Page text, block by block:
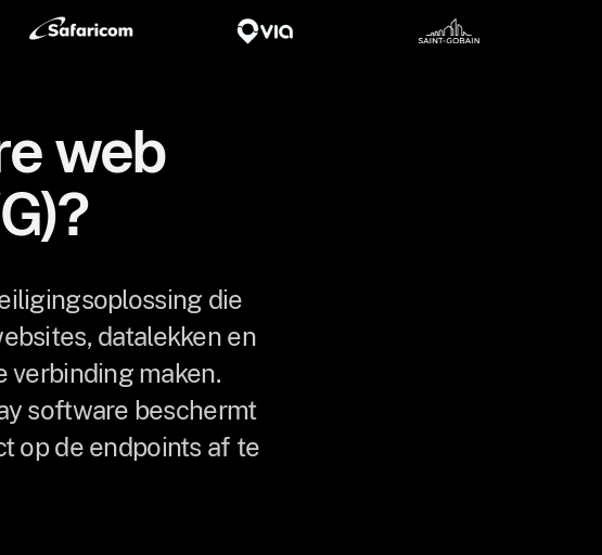
web
die
datalekken en
verbinding maken.
software beschermt
op de endpoints af te